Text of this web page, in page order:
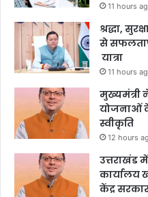
11 hours
श्रद्धा,
से
यात्रा
11 hours
मुख्यमंत्री
योजनाओं के
स्वीकृति
12 hours
उत्तराखंड
कार्यालय
केंद्र